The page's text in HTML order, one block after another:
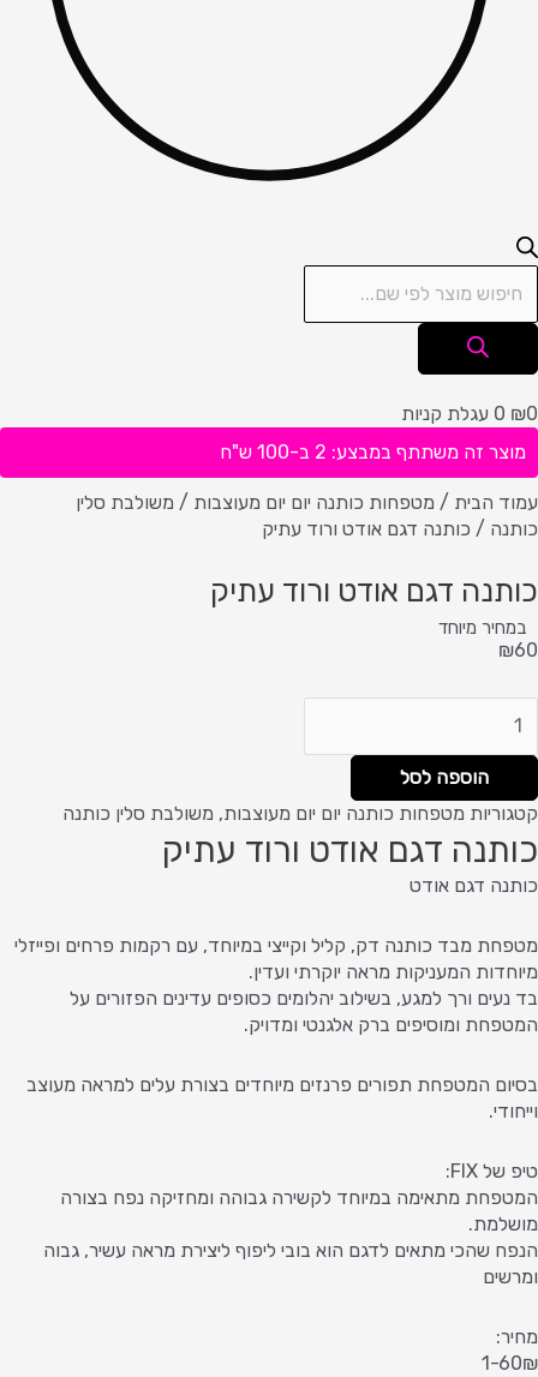
₪0
0 עגלת קניות
מוצר זה משתתף במבצע: 2 ב-100 ש"ח
עמוד הבית / מטפחות כותנה יום יום מעוצבות / משולבת סלין
כותנה / כותנה דגם אודט ורוד עתיק
כותנה דגם אודט ורוד עתיק
במחיר מיוחד
₪60
הוספה לסל
קטגוריות מטפחות כותנה יום יום מעוצבות, משולבת סלין כותנה
כותנה דגם אודט ורוד עתיק
כותנה דגם אודט
מטפחת מבד כותנה דק, קליל וקייצי במיוחד, עם רקמות פרחים ופייזלי
מיוחדות המעניקות מראה יוקרתי ועדין.
בד נעים ורך למגע, בשילוב יהלומים כסופים עדינים הפזורים על
המטפחת ומוסיפים ברק אלגנטי ומדויק.
בסיום המטפחת תפורים פרנזים מיוחדים בצורת עלים למראה מעוצב
וייחודי.
טיפ של FIX:
המטפחת מתאימה במיוחד לקשירה גבוהה ומחזיקה נפח בצורה
מושלמת.
הנפח שהכי מתאים לדגם הוא בובי ליפוף ליצירת מראה עשיר, גבוה
ומרשים
מחיר:
1-60₪